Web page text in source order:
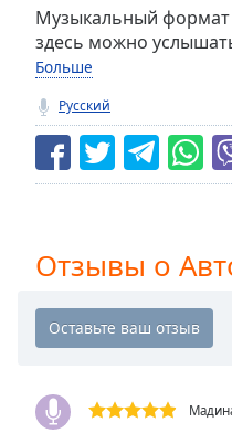
TypeLIVE
Seek to
live,
currently
LIVE
Remaining
Playback
Rate
Chapters
Descriptions
Музыкальный формат
здесь можно
Больше
Русский
Отзывы о